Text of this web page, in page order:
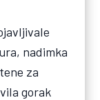
nadimka
za
gorak